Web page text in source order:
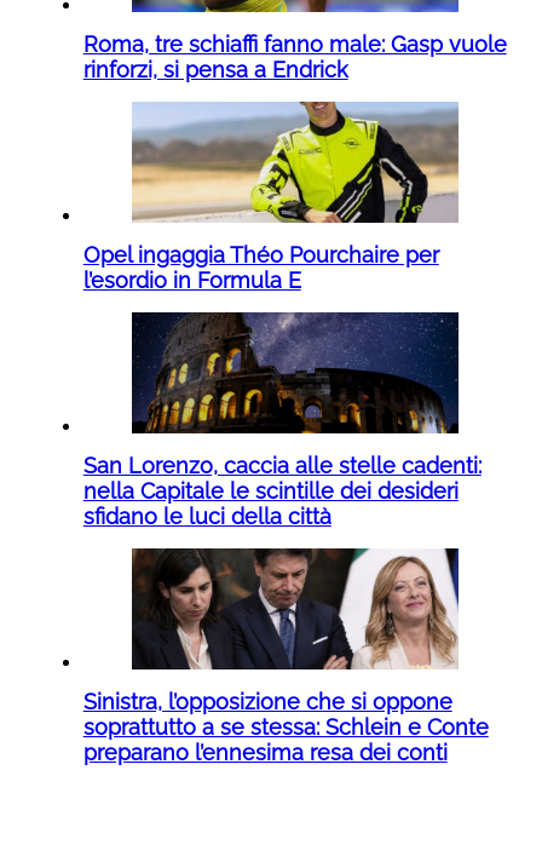
Roma, tre schiaffi fanno male: Gasp vuole
rinforzi, si pensa a Endrick
Opel ingaggia Théo Pourchaire per
l’esordio in Formula E
San Lorenzo, caccia alle stelle cadenti:
nella Capitale le scintille dei desideri
sfidano le luci della città
Sinistra, l’opposizione che si oppone
soprattutto a se stessa: Schlein e Conte
preparano l’ennesima resa dei conti